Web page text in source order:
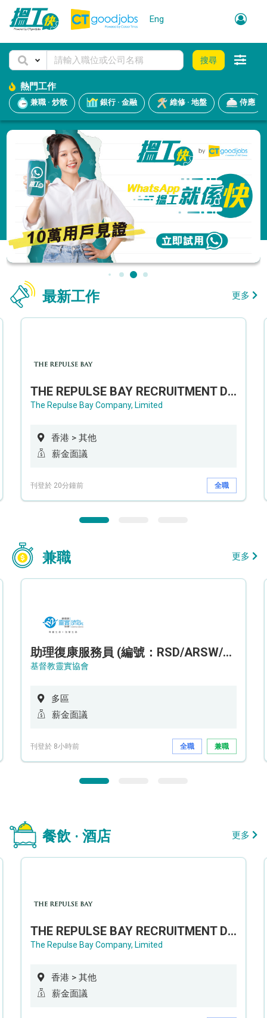
Eng
搜尋
熱門工作
兼職 · 炒散 銀行 · 金融 維修 · 地盤 侍應
最新工作 更多
THE REPULSE BAY RECRUITMENT DAY 淺水灣影灣園人才招聘會
The Repulse Bay Company, Limited
香港 > 其他
薪金面議
刊登於 20分鐘前 全職
兼職 更多
助理復康服務員 (編號：RSD/ARSW/CTE)
基督教靈實協會
多區
薪金面議
刊登於 8小時前 全職 兼職
餐飲 · 酒店 更多
THE REPULSE BAY RECRUITMENT DAY 淺水灣影灣園人才招聘會
The Repulse Bay Company, Limited
香港 > 其他
薪金面議